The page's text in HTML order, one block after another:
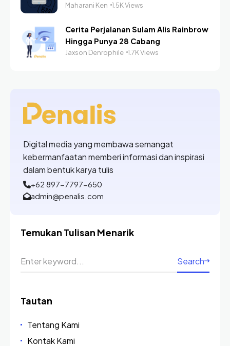
Maharani Ken 1.5K Views
Cerita Perjalanan Sulam Alis Rainbrow
Hingga Punya 28 Cabang
Jaxson Denrophile 1.7K Views
Digital media yang membawa semangat
kebermanfaatan memberi informasi dan inspirasi
dalam bentuk karya tulis
+62 897-7797-650
admin@penalis.com
Temukan Tulisan Menarik
Search
Tautan
Tentang Kami
Kontak Kami